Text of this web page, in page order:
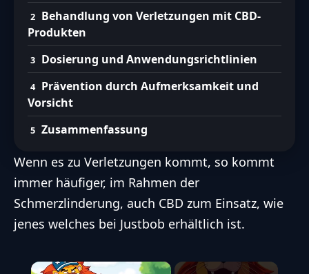
Behandlung von Verletzungen mit CBD-
Produkten
Dosierung und Anwendungsrichtlinien
Prävention durch Aufmerksamkeit und
Vorsicht
Zusammenfassung
Wenn es zu Verletzungen kommt, so kommt
immer häufiger, im Rahmen der
Schmerzlinderung, auch CBD zum Einsatz, wie
jenes welches bei Justbob erhältlich ist.
×